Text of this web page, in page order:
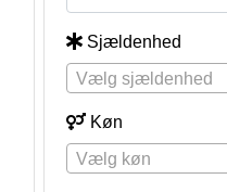
Sjældenhed
Vælg sjældenhed
Køn
Vælg køn